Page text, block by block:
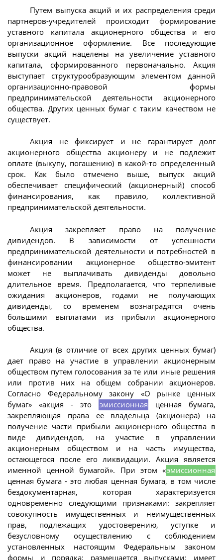
Путем выпуска акций и их распределения среди
партнеров-учредителей происходит формирование
уставного капитала акционерного общества и его
организационное оформление. Все последующие
выпуски акций нацелены на увеличение уставного
капитала, сформированного первоначально. Акция
выступает структурообразующим элементом данной
организационно-правовой формы
предпринимательской деятельности акционерного
общества. Других ценных бумаг с таким качеством не
существует.
Акция не фиксирует и не гарантирует долг
акционерного общества акционеру и не подлежит
оплате (выкупу, погашению) в какой-то определенный
срок. Как было отмечено выше, выпуск акций
обеспечивает специфический (акционерный) способ
финансирования, как правило, коллективной
предпринимательской деятельности.
Акция закрепляет право на получение
дивидендов. В зависимости от успешности
предпринимательской деятельности и потребностей в
финансировании акционерное общество-эмитент
может не выплачивать дивиденды довольно
длительное время. Предполагается, что терпеливые
ожидания акционеров, годами не получающих
дивиденды, со временем вознаградятся очень
большими выплатами из прибыли акционерного
общества.
Акция (в отличие от всех других ценных бумаг)
дает право на участие в управлении акционерным
обществом путем голосования за те или иные решения
или против них на общем собрании акционеров.
Согласно Федеральному закону «О рынке ценных
бумаг» «акция - это эмиссионная ценная бумага,
закрепляющая права ее владельца (акционера) на
получение части прибыли акционерного общества в
виде дивидендов, на участие в управлении
акционерным обществом и на часть имущества,
остающегося после его ликвидации. Акция является
именной ценной бумагой». При этом «эмиссионная
ценная бумага - это любая ценная бумага, в том числе
бездокументарная, которая характеризуется
одновременно следующими признаками: закрепляет
совокупность имущественных и неимущественных
прав, подлежащих удостоверению, уступке и
безусловному осуществлению с соблюдением
установленных настоящим Федеральным законом
формы и порядка; размещается выпусками; имеет